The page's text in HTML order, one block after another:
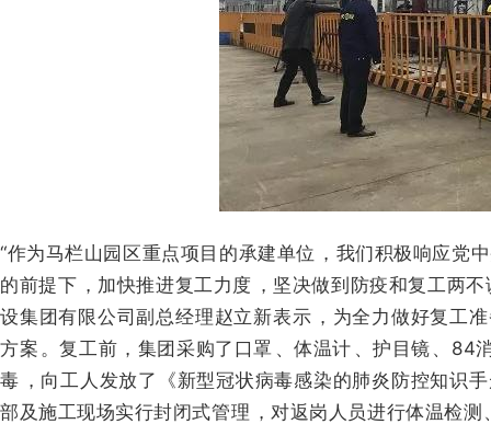
“作为马栏山园区重点项目的承建单位 ，我们积极响应党中央
的前提下 ，加快推进复工力度，坚决做到防疫和复工两
设集团有限公司副总经理赵立新表示 ，为全力做好复工
方案。复工前 ，集团采购了口罩、体温计、护目镜
毒，向工人发放了《新型冠状病毒感染的肺炎防控知识
部及施工现场实行封闭式管理，对返岗人员进行体温检测 